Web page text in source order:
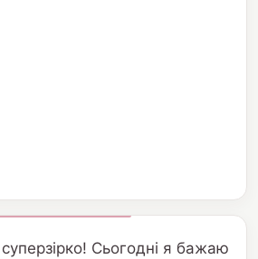
суперзірко! Сьогодні я бажаю